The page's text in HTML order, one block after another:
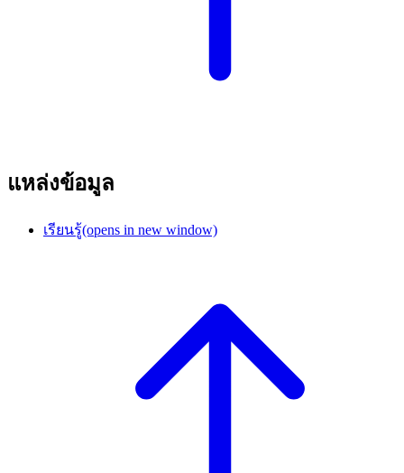
แหล่งข้อมูล
เรียนรู้(opens in new window)